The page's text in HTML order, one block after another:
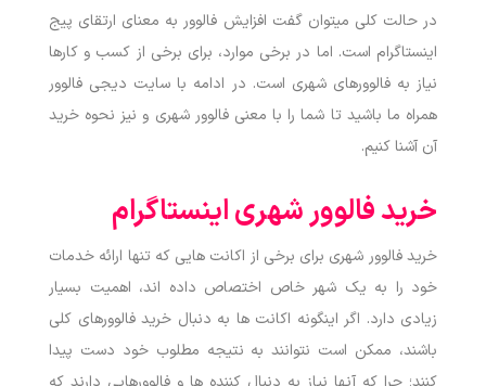
در حالت کلی میتوان گفت افزایش فالوور به معنای ارتقای پیج
اینستاگرام است. اما در برخی موارد، برای برخی از کسب و کارها
نیاز به فالوورهای شهری است. در ادامه با سایت دیجی فالوور
همراه ما باشید تا شما را با معنی فالوور شهری و نیز نحوه خرید
آن آشنا کنیم.
خرید فالوور شهری اینستاگرام
خرید فالوور شهری برای برخی از اکانت هایی که تنها ارائه خدمات
خود را به یک شهر خاص اختصاص داده اند، اهمیت بسیار
زیادی دارد. اگر اینگونه اکانت ها به دنبال خرید فالوورهای کلی
باشند، ممکن است نتوانند به نتیجه مطلوب خود دست پیدا